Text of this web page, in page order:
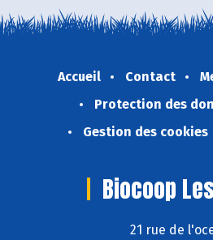
Accueil Contact
Protection des
Gestion des cookies
Biocoop
21 rue de